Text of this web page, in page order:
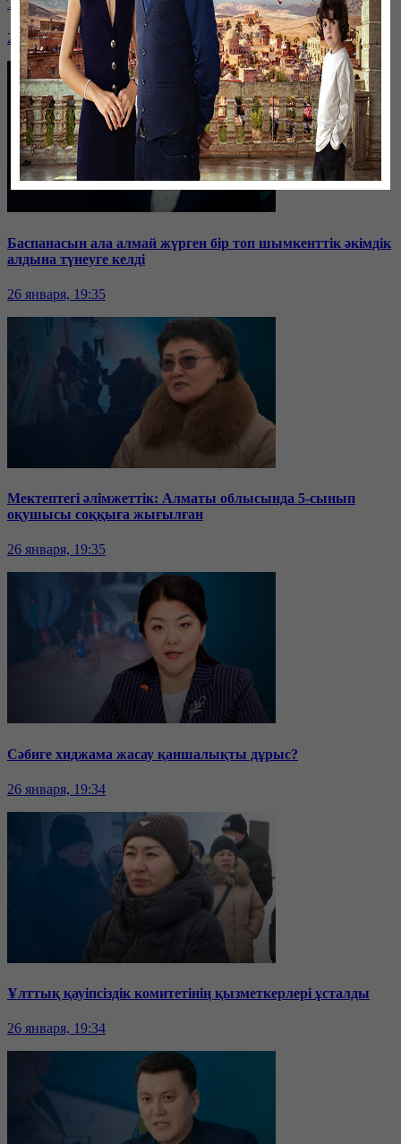
Таразда ТЭЦ қызметкерлері жалақы көтеруді талап етті
26 января, 19:36
Баспанасын ала алмай жүрген бір топ шымкенттік әкімдік
алдына түнеуге келді
26 января, 19:35
Мектептегі әлімжеттік: Алматы облысында 5-сынып
оқушысы соққыға жығылған
26 января, 19:35
Сәбиге хиджама жасау қаншалықты дұрыс?
26 января, 19:34
Ұлттық қауіпсіздік комитетінің қызметкерлері ұсталды
26 января, 19:34